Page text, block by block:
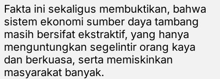
Fakta ini sekaligus membuktikan, bahwa
sistem ekonomi sumber daya tambang
masih bersifat ekstraktif, yang hanya
menguntungkan segelintir orang kaya
dan berkuasa, serta memiskinkan
masyarakat banyak.